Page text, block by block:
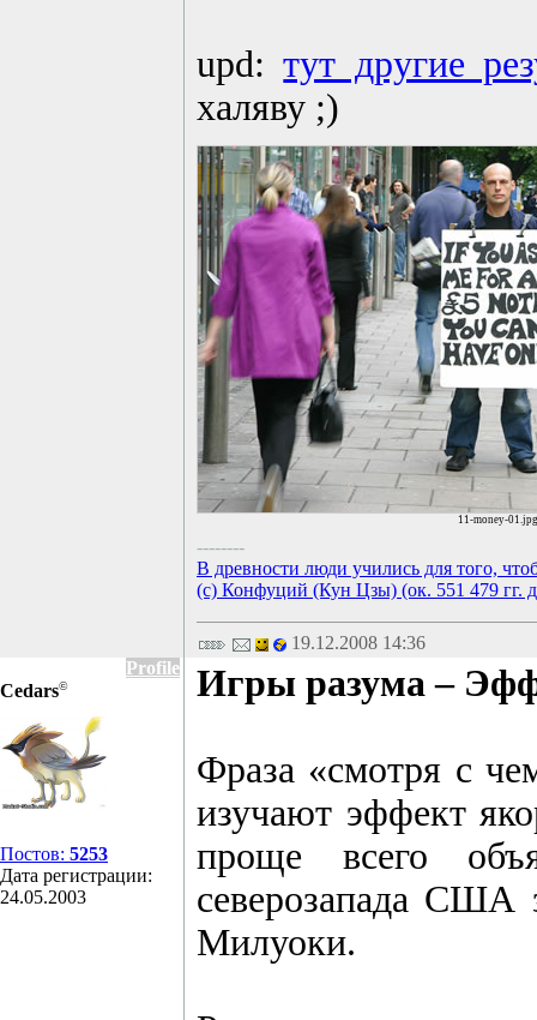
upd:тут другие
халяву ;)
11-money-01.jpg
--------
В древности люди учились для того,
(с) Конфуций (Кун Цзы) (ок. 551 479 гг.
19.12.2008 14:36
Profile
Cedars©
Постов: 5253
Дата регистрации:
24.05.2003
Игры разума –
Фраза «смотря с
изучают эффект
проще всего
северозапада США
Милуоки.